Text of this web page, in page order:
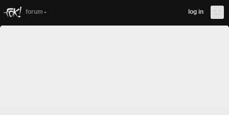
forum log in